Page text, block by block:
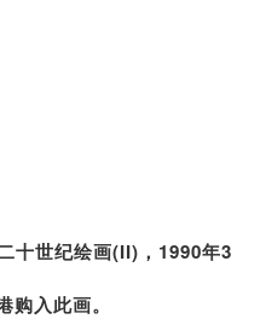
十世纪绘画(II)，1990年3
入此画。